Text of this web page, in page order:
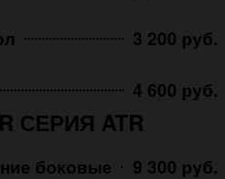
3 200 руб.
4 600 руб.
СЕРИЯ ATR
боковые 9 300 руб.